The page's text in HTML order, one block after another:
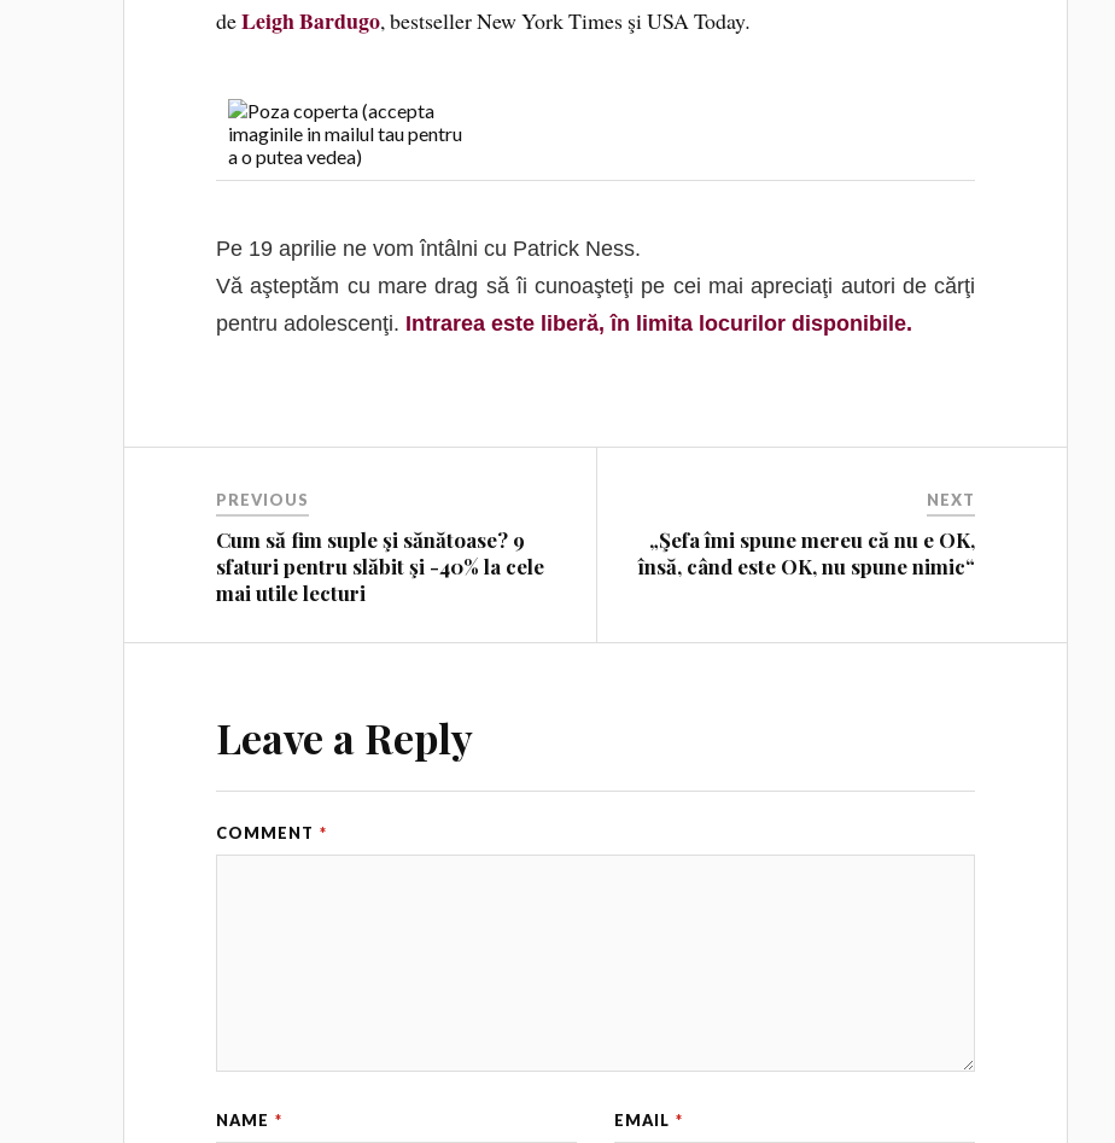
deLeigh Bardugo, bestseller New York Times şi USA Today.
Pe 19 aprilie ne vom întâlni cu Patrick Ness.
Vă aşteptăm cu mare drag să îi cunoaşteţi pe cei mai apreciaţi autori de cărţi
pentru adolescenţi. Intrarea este liberă, în limita locurilor disponibile.
PREVIOUS
Cum să fim suple şi sănătoase? 9
sfaturi pentru slăbit şi -40% la cele
mai utile lecturi
NEXT
„Şefa îmi spune mereu că nu e OK,
însă, când este OK, nu spune nimic“
Leave a Reply
COMMENT *
NAME * EMAIL *